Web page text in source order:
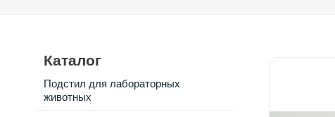
Каталог
Подстил для лабораторных
животных